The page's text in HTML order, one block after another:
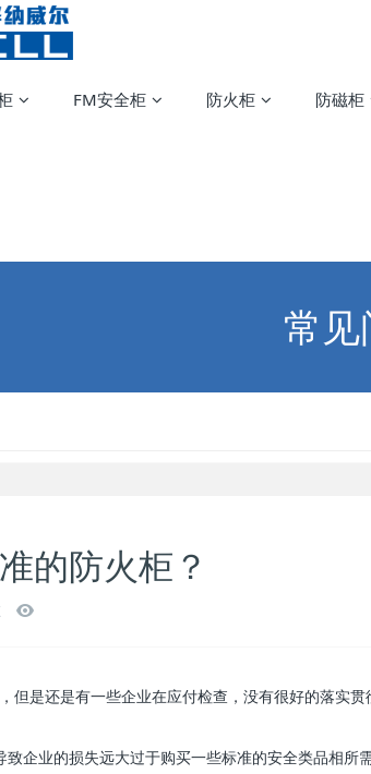
FM安全柜 防火柜 防磁柜
常见
的防火柜？
但是还是有一些企业在应付检查，没有很好的落实
企业的损失远大过于购买一些标准的安全类品相所